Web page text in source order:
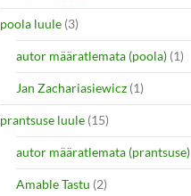
poola luule (3)
autor määratlemata (poola) (1)
Jan Zachariasiewicz (1)
prantsuse luule (15)
autor määratlemata (prantsuse)
Amable Tastu (2)